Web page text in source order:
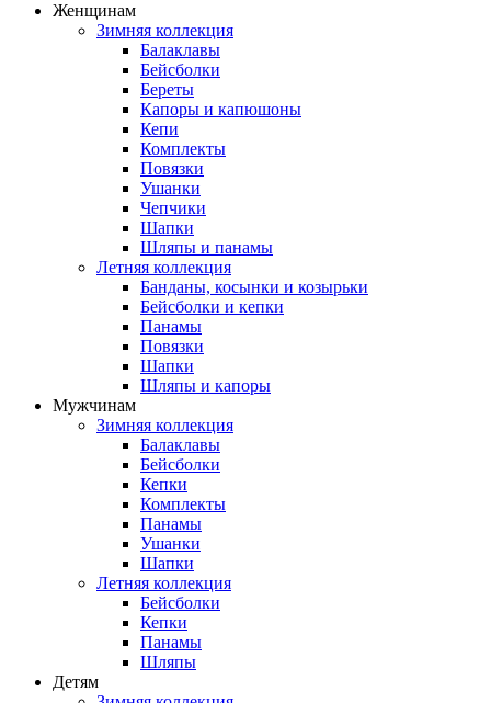
Женщинам
Зимняя коллекция
Балаклавы
Бейсболки
Береты
Капоры и капюшоны
Кепи
Комплекты
Повязки
Ушанки
Чепчики
Шапки
Шляпы и панамы
Летняя коллекция
Банданы, косынки и козырьки
Бейсболки и кепки
Панамы
Повязки
Шапки
Шляпы и капоры
Мужчинам
Зимняя коллекция
Балаклавы
Бейсболки
Кепки
Комплекты
Панамы
Ушанки
Шапки
Летняя коллекция
Бейсболки
Кепки
Панамы
Шляпы
Детям